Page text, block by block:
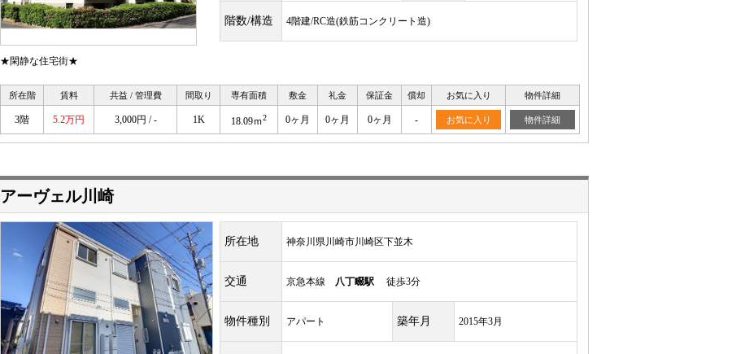
階数/構造 4階建/RC造(鉄筋コンクリート造)
★閑静な住宅街★
所在階 賃料 共益 / 管理費 間取り 専有面積 敷金 礼金 保証金 償却 お気に入り 物件詳細
3階 5.2万円 3,000円 / - 1K 18.09ｍ2 0ヶ月 0ヶ月 0ヶ月 - お気に入り 物件詳細
アーヴェル川崎
所在地 神奈川県川崎市川崎区下並木
交通 京急本線 八丁畷駅 徒歩3分
物件種別 アパート 築年月 2015年3月